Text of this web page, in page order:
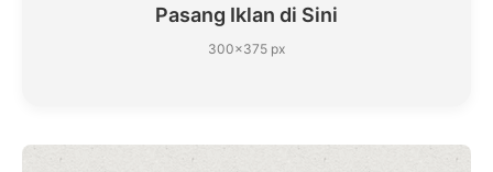
Pasang Iklan di Sini
300×375 px